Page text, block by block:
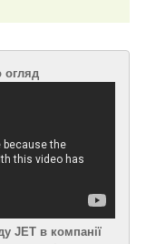
огляд
JET в компанії